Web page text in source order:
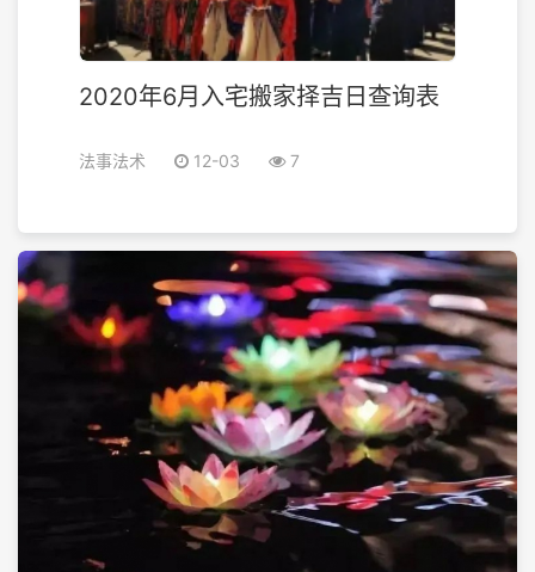
2020年6月入宅搬家择吉日查询表
法事法术 12-03 7